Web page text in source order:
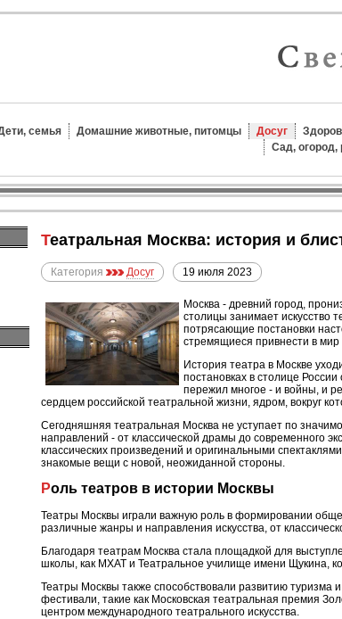
семья Домашние животные, питомцы Досуг
Сад, огород,
Театральная Москва: история и
Категория Досуг 19 июля 2023
Москва - древний город,
столицы занимает искусство
потрясающие постановки
стремящиеся привнести в
История театра в Москве
постановках в столице
пережил многое - и войны, и
сердцем российской театральной жизни, ядром, вокруг
Сегодняшняя театральная Москва не уступает по
направлений - от классической драмы до современного
классических произведений и оригинальными
знакомые вещи с новой, неожиданной стороны.
Роль театров в истории Москвы
Театры Москвы играли важную роль в формировании
различные жанры и направления искусства, от
Благодаря театрам Москва стала площадкой для
школы, как МХАТ и Театральное училище имени Щукина,
Театры Москвы также способствовали развитию туризма
фестивали, такие как Московская театральная премия
центром международного театрального искусства.